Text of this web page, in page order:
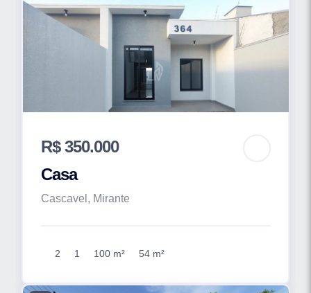
R$ 350.000
Casa
Cascavel, Mirante
2 1 100 m² 54 m²